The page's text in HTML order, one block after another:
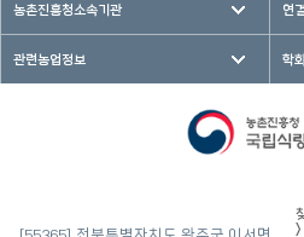
농촌진흥청소속기관 연
관련농업정보 학
>